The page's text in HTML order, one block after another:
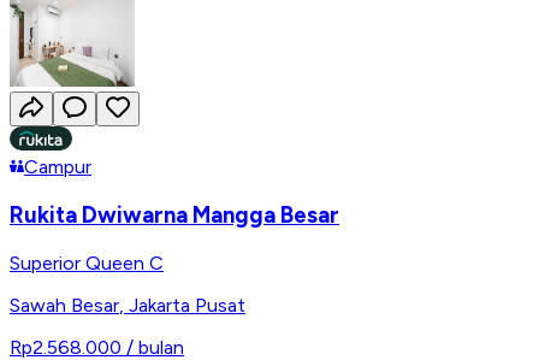
Campur
Rukita Dwiwarna Mangga Besar
Superior Queen C
Sawah Besar, Jakarta Pusat
Rp2.568.000 / bulan